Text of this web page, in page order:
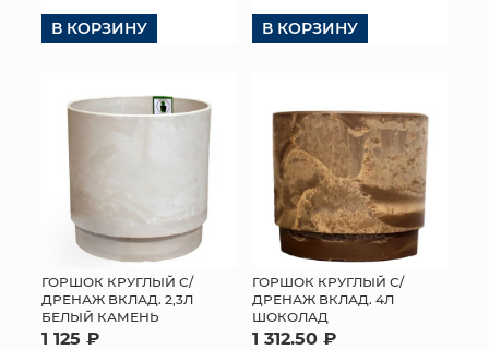
В КОРЗИНУ В КОРЗИНУ
ГОРШОК КРУГЛЫЙ С/
ДРЕНАЖ ВКЛАД. 2,3Л
БЕЛЫЙ КАМЕНЬ
1 125 ₽
ГОРШОК КРУГЛЫЙ С/
ДРЕНАЖ ВКЛАД. 4Л
ШОКОЛАД
1 312.50 ₽